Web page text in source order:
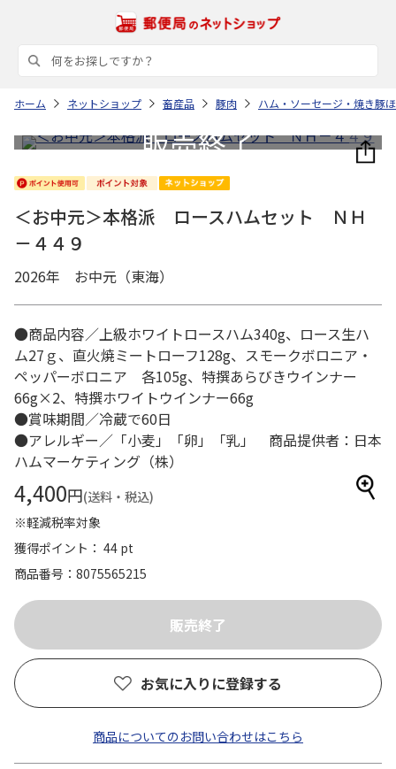
ホーム ネットショップ 畜産品 豚肉 ハム・ソーセージ・焼き豚
＜お中元＞本格派 ロースハムセット ＮＨ
－４４９
2026年 お中元（東海）
●商品内容／上級ホワイトロースハム340g、ロース生ハ
ム27ｇ、直火焼ミートローフ128g、スモークボロニア・
ペッパーボロニア 各105g、特撰あらびきウインナー
66g×2、特撰ホワイトウインナー66g
●賞味期間／冷蔵で60日
●アレルギー／「小麦」「卵」「乳」 商品提供者：日本
ハムマーケティング（株）
4,400円(送料・税込)
※軽減税率対象
獲得ポイント： 44 pt
商品番号
8075565215
お気に入りに登録する
商品についてのお問い合わせはこちら